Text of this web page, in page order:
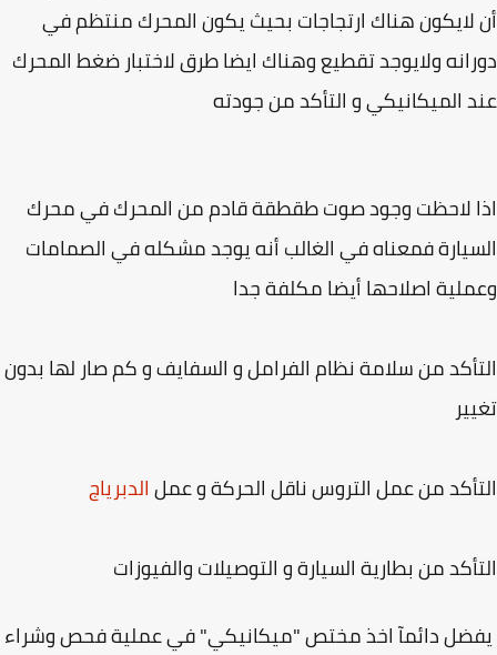
هناك ارتجاجات بحيث يكون المحرك منتظم في
ولايوجد تقطيع وهناك ايضا طرق لاختبار ضغط المحرك
الميكانيكي و التأكد من جودته
لاحظت وجود صوت طقطقة قادم من المحرك في محرك
فمعناه في الغالب أنه يوجد مشكله في الصمامات
اصلاحها أيضا مكلفة جدا
من سلامة نظام الفرامل و السفايف و كم صار لها بدون
من عمل التروس ناقل الحركة و عملالدبرياج
من بطارية السيارة و التوصيلات والفيوزات
دائمآ اخذ مختص "ميكانيكي" في عملية فحص وشراء